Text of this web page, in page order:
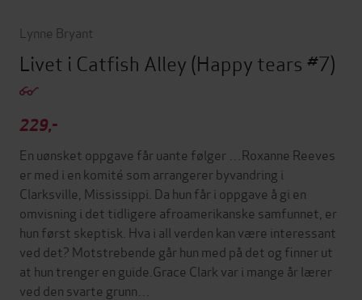
Lynne Bryant
Livet i Catfish Alley (Happy tears #7)
229,-
En uønsket oppgave får uante følger …Roxanne Reeves
er med i en komité som arrangerer byvandring i
Clarksville, Mississippi. Da hun får i oppgave å gi en
omvisning i det tidligere afroamerikanske samfunnet, er
hun først skeptisk. Hva i all verden kan være interessant
ved det? Motstrebende går hun med på det og finner ut
at hun trenger en guide.Grace Clark var i mange år lærer
ved den svarte grunn…